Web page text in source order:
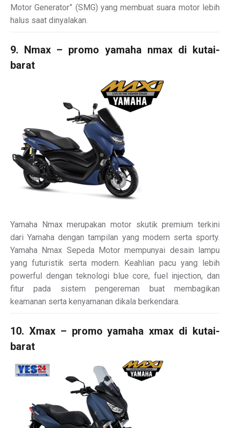
Motor Generator” (SMG) yang membuat suara motor lebih
halus saat dinyalakan.
9. Nmax – promo yamaha nmax di kutai-
barat
Yamaha Nmax merupakan motor skutik premium terkini
dari Yamaha dengan tampilan yang modern serta sporty.
Yamaha Nmax Sepeda Motor mempunyai desain lampu
yang futuristik serta modern. Keahlian pacu yang lebih
powerful dengan teknologi blue core, fuel injection, dan
fitur pada sistem pengereman buat membagikan
keamanan serta kenyamanan dikala berkendara.
10. Xmax – promo yamaha xmax di kutai-
barat